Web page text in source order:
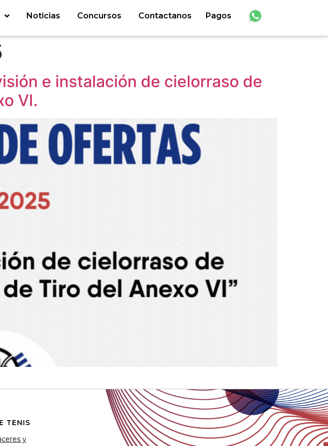
Noticias Concursos Contactanos Pagos
e instalación de cielorraso de
VI.
TENIS
y